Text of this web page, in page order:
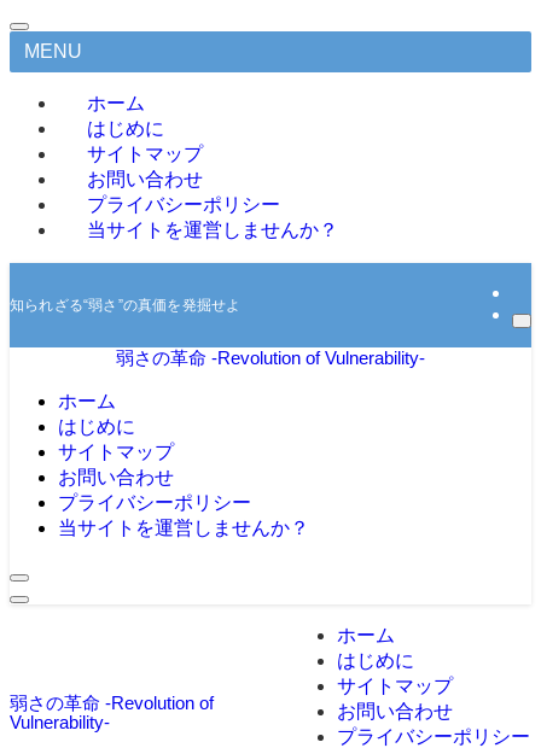
MENU
ホーム
はじめに
サイトマップ
お問い合わせ
プライバシーポリシー
当サイトを運営しませんか？
知られざる“弱さ”の真価を発掘せよ
弱さの革命 -Revolution of Vulnerability-
ホーム
はじめに
サイトマップ
お問い合わせ
プライバシーポリシー
当サイトを運営しませんか？
弱さの革命 -Revolution of
Vulnerability-
ホーム
はじめに
サイトマップ
お問い合わせ
プライバシーポリシー